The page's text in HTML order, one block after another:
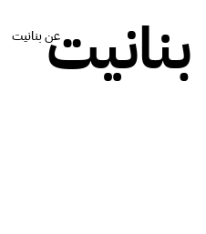
بنانيتعن بنانيت